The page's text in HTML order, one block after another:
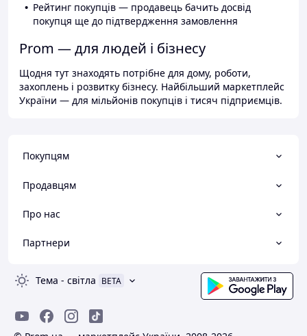
Рейтинг покупців — продавець бачить досвід
покупця ще до підтвердження замовлення
Prom — для людей і бізнесу
Щодня тут знаходять потрібне для дому, роботи,
захоплень і розвитку бізнесу. Найбільший маркетплейс
України — для мільйонів покупців і тисяч підприємців.
Покупцям
Продавцям
Про нас
Партнери
Тема - світла BETA